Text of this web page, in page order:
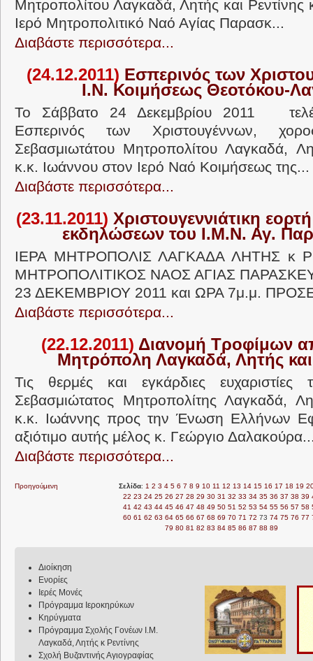
Μητροπολίτου Λαγκαδά, Λητής και Ρεντίνης
Ιερό Μητροπολιτικό Ναό Αγίας Παρασκ...
Διαβάστε περισσότερα...
(24.12.2011) Εσπερινός των
Ι.Ν. Κοιμήσεως Θεοτόκου-
Το Σάββατο 24 Δεκεμβρίου 2011
Εσπερινός των Χριστουγέννων,
Σεβασμιωτάτου Μητροπολίτου Λαγκαδά,
κ.κ. Ιωάννου στον Ιερό Ναό Κοιμήσεως της...
Διαβάστε περισσότερα...
(23.11.2011) Χριστουγεννιάτικη
εκδηλώσεων του Ι.Μ.Ν. Αγ.
ΙΕΡΑ ΜΗΤΡΟΠΟΛΙΣ ΛΑΓΚΑΔΑ ΛΗΤΗΣ κ
ΜΗΤΡΟΠΟΛΙΤΙΚΟΣ ΝΑΟΣ ΑΓΙΑΣ
23 ΔΕΚΕΜΒΡΙΟΥ 2011 και ΩΡΑ 7μ.μ.
Διαβάστε περισσότερα...
(22.12.2011) Διανομή Τροφίμων
Μητρόπολη Λαγκαδά, Λητής και
Τις θερμές και εγκάρδιες
Σεβασμιώτατος Μητροπολίτης Λαγκαδά,
κ.κ. Ιωάννης προς την Ένωση Ελλήνων
αξιότιμο αυτής μέλος κ. Γεώργιο
Διαβάστε περισσότερα...
Προηγούμενη Σελίδα: 1 2 3 4 5 6 7 8 9 10 11 12 13 14 15 16 17 18 19
22 23 24 25 26 27 28 29 30 31 32 33 34 35 36 37 38 39
41 42 43 44 45 46 47 48 49 50 51 52 53 54 55 56 57 58
60 61 62 63 64 65 66 67 68 69 70 71 72 73 74 75 76 77
79 80 81 82 83 84 85 86 87 88 89
Διοίκηση
Ενορίες
Ιερές Μονές
Πρόγραμμα Ιεροκηρύκων
Κηρύγματα
Πρόγραμμα Σχολής Γονέων Ι.Μ.
Λαγκαδά, Λητής κ Ρεντίνης
Σχολή Βυζαντινής Αγιογραφίας